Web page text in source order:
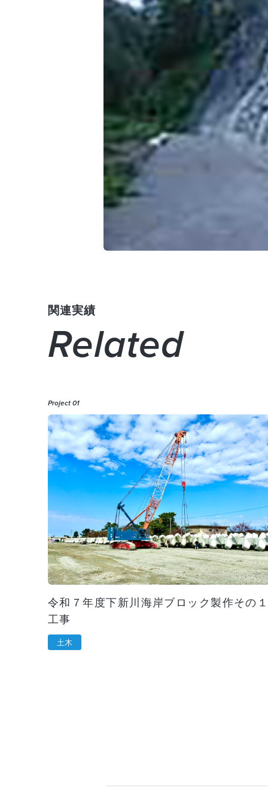
関連実績
Related
Project 01
令和７年度下新川海岸ブロック製作その
工事
土木